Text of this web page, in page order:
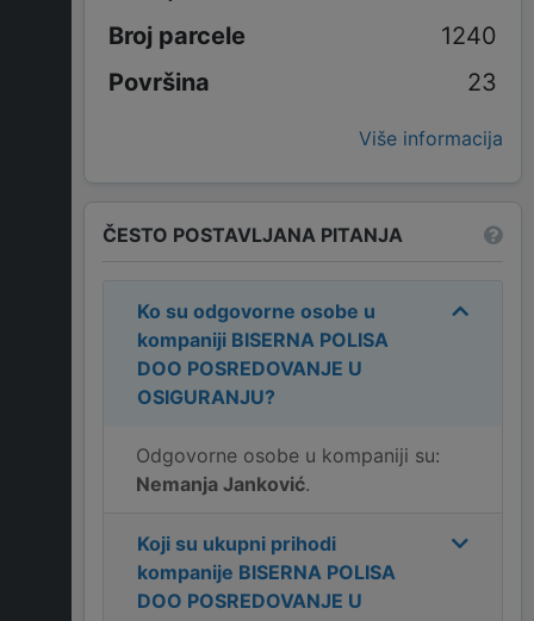
1240
23
Više informacija
ČESTO POSTAVLJANA PITANJA
Ko su odgovorne osobe u
kompaniji BISERNA POLISA
DOO POSREDOVANJE U
OSIGURANJU?
Odgovorne osobe u kompaniji su:
Nemanja Janković.
Koji su ukupni prihodi
kompanije BISERNA POLISA
DOO POSREDOVANJE U